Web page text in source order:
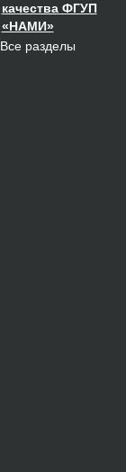
качества ФГУП
«НАМИ»
Все разделы